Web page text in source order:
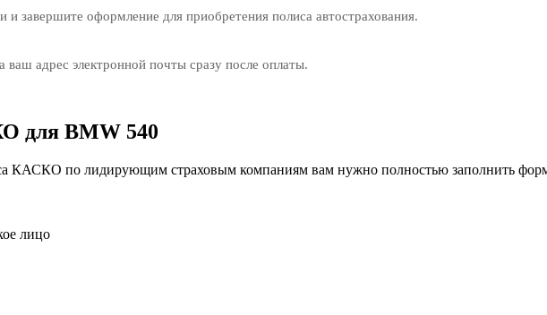
и завершите оформление для приобретения полиса автострахования.
ваш адрес электронной почты сразу после оплаты.
для BMW 540
КАСКО по лидирующим страховым компаниям вам нужно полностью заполнить
лицо